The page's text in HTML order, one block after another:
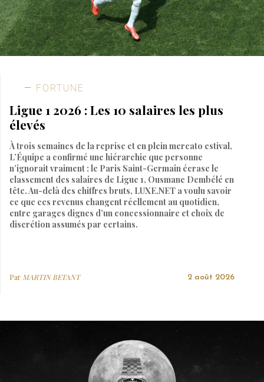
FORTUNE
Ligue 1 2026 : Les 10 salaires les plus
élevés
À trois semaines de la reprise et en plein mercato estival,
L’Équipe a confirmé une hiérarchie que personne
n’ignorait vraiment : le Paris Saint-Germain écrase le
classement des salaires de Ligue 1, Ousmane Dembélé en
tête. Au-delà des chiffres bruts, LUXE.NET a voulu savoir
ce que ces revenus changent réellement au quotidien,
entre garages dignes d’un concessionnaire et choix de
discrétion assumés par certains.
Par MARTIN BETANT 2 août 2026